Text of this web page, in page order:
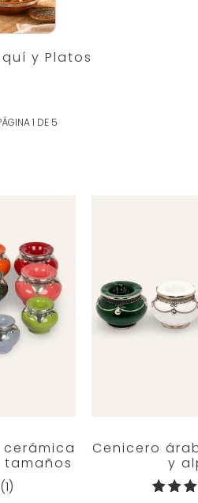
y Platos
1 DE 5
(1)
Cenicero
y